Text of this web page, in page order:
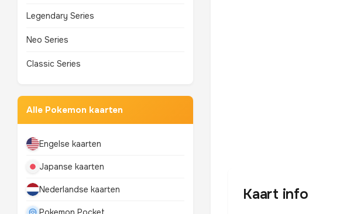
Legendary Series
Neo Series
Classic Series
Alle Pokemon kaarten
Engelse kaarten
Japanse kaarten
Nederlandse kaarten Kaart info